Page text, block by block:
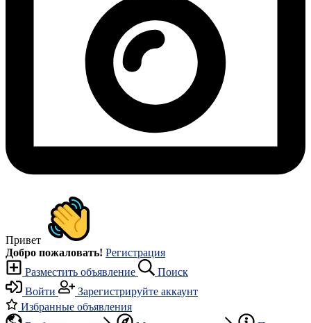
Привет
Добро пожаловать! Регистрация
Разместить объявление
Поиск
Войти
Зарегистрируйте аккаунт
Избранные объявления